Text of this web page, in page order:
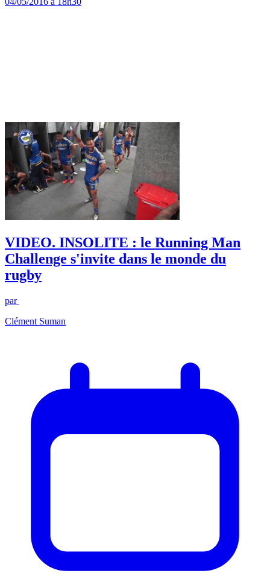
VIDEO. INSOLITE : le Running Man
Challenge s'invite dans le monde du
rugby
par
Clément Suman